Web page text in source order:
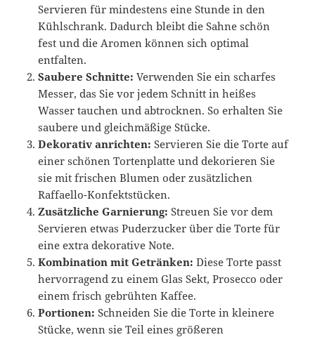
Servieren für mindestens eine Stunde in den
Kühlschrank. Dadurch bleibt die Sahne schön
fest und die Aromen können sich optimal
entfalten.
Saubere Schnitte: Verwenden Sie ein scharfes
Messer, das Sie vor jedem Schnitt in heißes
Wasser tauchen und abtrocknen. So erhalten Sie
saubere und gleichmäßige Stücke.
Dekorativ anrichten: Servieren Sie die Torte auf
einer schönen Tortenplatte und dekorieren Sie
sie mit frischen Blumen oder zusätzlichen
Raffaello-Konfektstücken.
Zusätzliche Garnierung: Streuen Sie vor dem
Servieren etwas Puderzucker über die Torte für
eine extra dekorative Note.
Kombination mit Getränken: Diese Torte passt
hervorragend zu einem Glas Sekt, Prosecco oder
einem frisch gebrühten Kaffee.
Portionen: Schneiden Sie die Torte in kleinere
Stücke, wenn sie Teil eines größeren